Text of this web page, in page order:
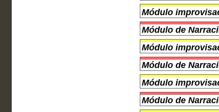
Módulo
Módulo de
Módulo
Módulo de
Módulo
Módulo de